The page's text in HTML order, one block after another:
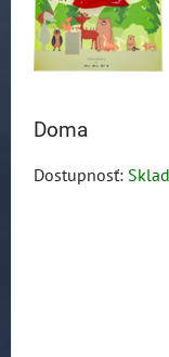
Doma
Dostupnosť: